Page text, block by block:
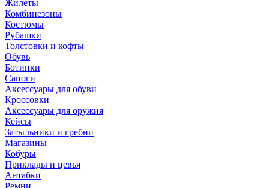
Жилеты
Комбинезоны
Костюмы
Рубашки
Толстовки и кофты
Обувь
Ботинки
Сапоги
Аксессуары для обуви
Кроссовки
Аксессуары для оружия
Кейсы
Затыльники и гребни
Магазины
Кобуры
Приклады и цевья
Антабки
Ремни